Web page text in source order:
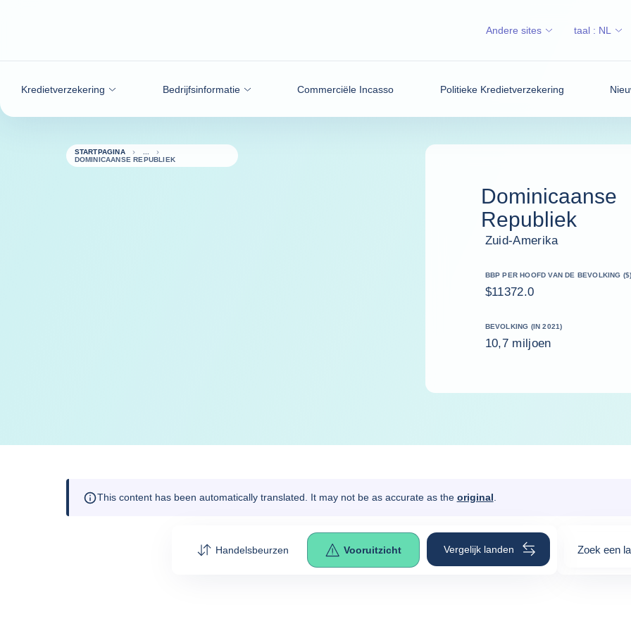
Kredietverzekering Bedrijfsinformatie Commerciële Incasso Politieke Kredietverzekering
Andere sites taal : NL
STARTPAGINA
DOMINICAANSE REPUBLIEK
Dominicaanse
Republiek
Zuid-Amerika
BBP PER HOOFD VAN DE BEVOLKING ($)
$11372.0
BEVOLKING (IN 2021)
10,7 miljoen
This content has been automatically translated. It may not be as accurate as the original
Handelsbeurzen Vooruitzicht Vergelijk landen Zoek een